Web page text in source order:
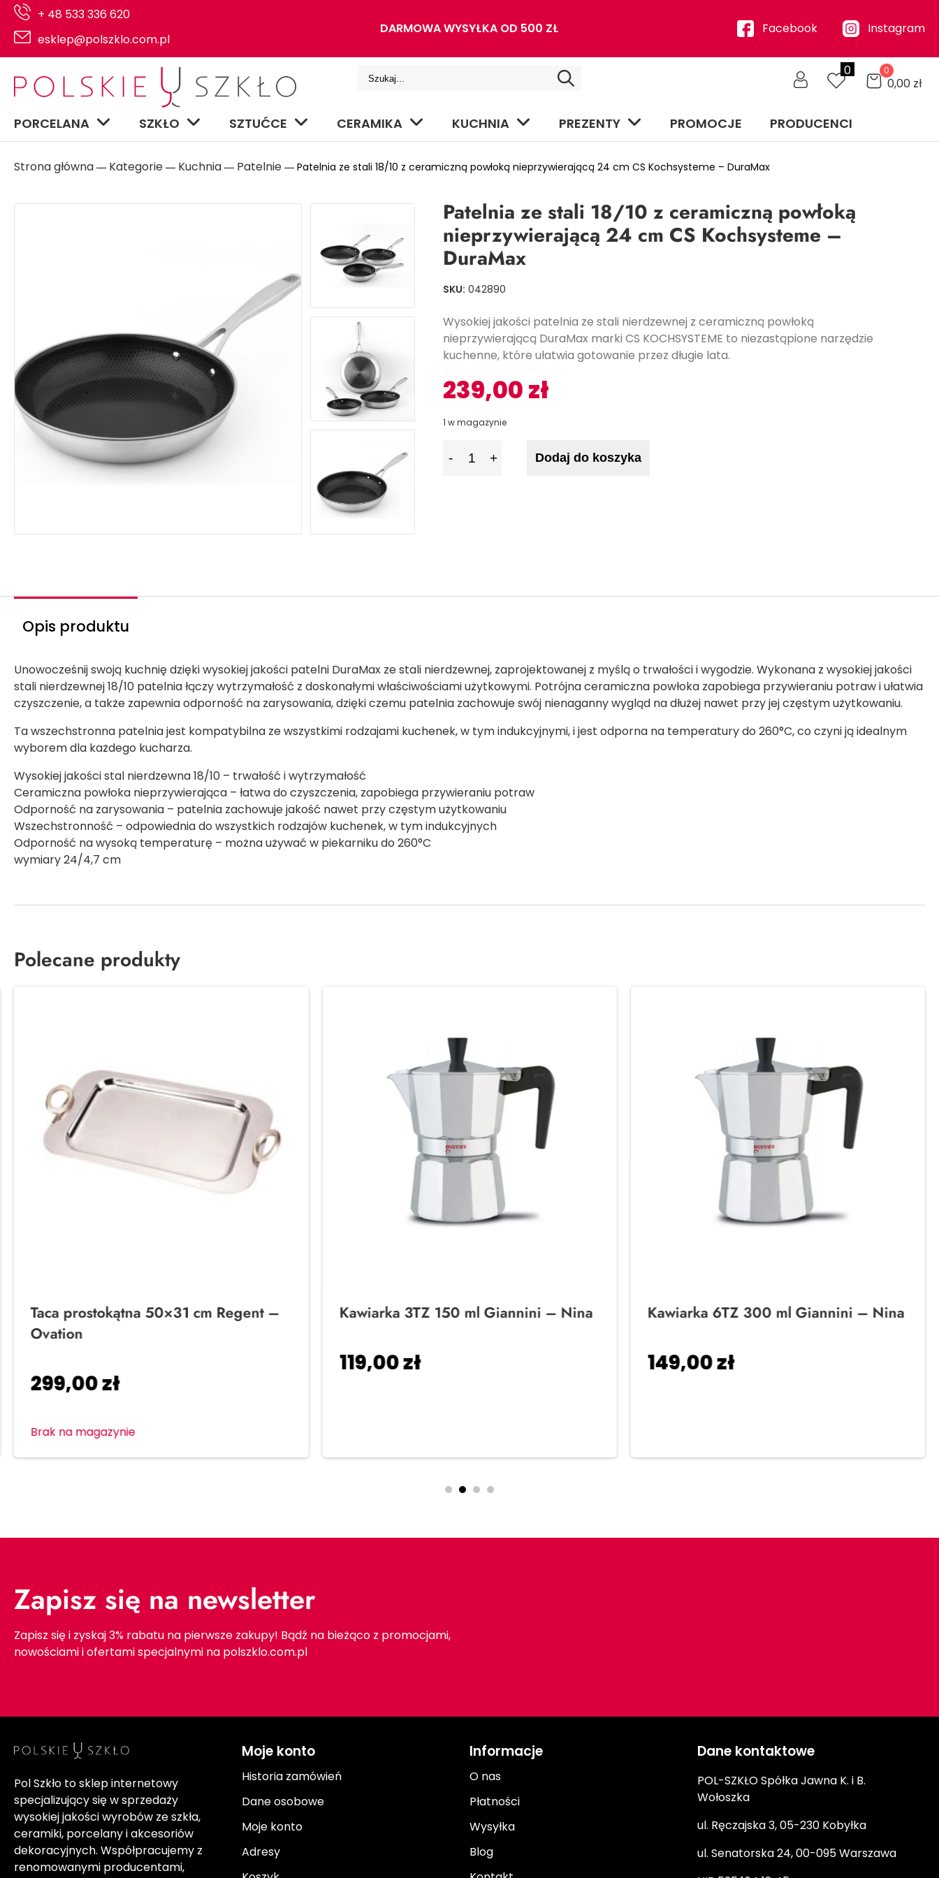
+ 48 533 336 620
esklep@polszklo.com.pl
DARMOWA WYSYŁKA OD 500 ZŁ Facebook Instagram
0 0
0,00 zł
PORCELANA SZKŁO SZTUĆCE CERAMIKA KUCHNIA PREZENTY PROMOCJE PRODUCENCI
Strona główna ― Kategorie ― Kuchnia ― Patelnie ― Patelnia ze stali 18/10 z ceramiczną powłoką nieprzywierającą 24 cm CS Kochsysteme – DuraMax
Patelnia ze stali 18/10 z ceramiczną powłoką
nieprzywierającą 24 cm CS Kochsysteme –
DuraMax
SKU: 042890
Wysokiej jakości patelnia ze stali nierdzewnej z ceramiczną powłoką
nieprzywierającą DuraMax marki CS KOCHSYSTEME to niezastąpione narzędzie
kuchenne, które ułatwia gotowanie przez długie lata.
239,00zł
1 w magazynie
Dodaj do koszyka
Opis produktu
Unowocześnij swoją kuchnię dzięki wysokiej jakości patelni DuraMax ze stali nierdzewnej, zaprojektowanej z myślą o trwałości i wygodzie. Wykonana z wysokiej jakości
stali nierdzewnej 18/10 patelnia łączy wytrzymałość z doskonałymi właściwościami użytkowymi. Potrójna ceramiczna powłoka zapobiega przywieraniu potraw i ułatwia
czyszczenie, a także zapewnia odporność na zarysowania, dzięki czemu patelnia zachowuje swój nienaganny wygląd na dłużej nawet przy jej częstym użytkowaniu.
Ta wszechstronna patelnia jest kompatybilna ze wszystkimi rodzajami kuchenek, w tym indukcyjnymi, i jest odporna na temperatury do 260°C, co czyni ją idealnym
wyborem dla każdego kucharza.
Wysokiej jakości stal nierdzewna 18/10 – trwałość i wytrzymałość
Ceramiczna powłoka nieprzywierająca – łatwa do czyszczenia, zapobiega przywieraniu potraw
Odporność na zarysowania – patelnia zachowuje jakość nawet przy częstym użytkowaniu
Wszechstronność – odpowiednia do wszystkich rodzajów kuchenek, w tym indukcyjnych
Odporność na wysoką temperaturę – można używać w piekarniku do 260°C
wymiary 24/4,7 cm
Polecane produkty
Taca prostokątna 50×31 cm Regent –
Ovation
299,00zł
Brak na magazynie
Kawiarka 3TZ 150 ml Giannini – Nina
119,00zł
Kawiarka 6TZ 300 ml Giannini – Nina
149,00zł
Zapisz się na newsletter
Zapisz się i zyskaj 3% rabatu na pierwsze zakupy! Bądź na bieżąco z promocjami,
nowościami i ofertami specjalnymi na polszklo.com.pl
Pol Szkło to sklep internetowy
specjalizujący się w sprzedaży
wysokiej jakości wyrobów ze szkła,
ceramiki, porcelany i akcesoriów
dekoracyjnych. Współpracujemy z
renomowanymi producentami,
Moje konto
Historia zamówień
Dane osobowe
Moje konto
Adresy
Informacje
O nas
Płatności
Wysyłka
Blog
Dane kontaktowe
POL-SZKŁO Spółka Jawna K. i B.
Wołoszka
ul. Ręczajska 3, 05-230 Kobyłka
ul. Senatorska 24, 00-095 Warszawa